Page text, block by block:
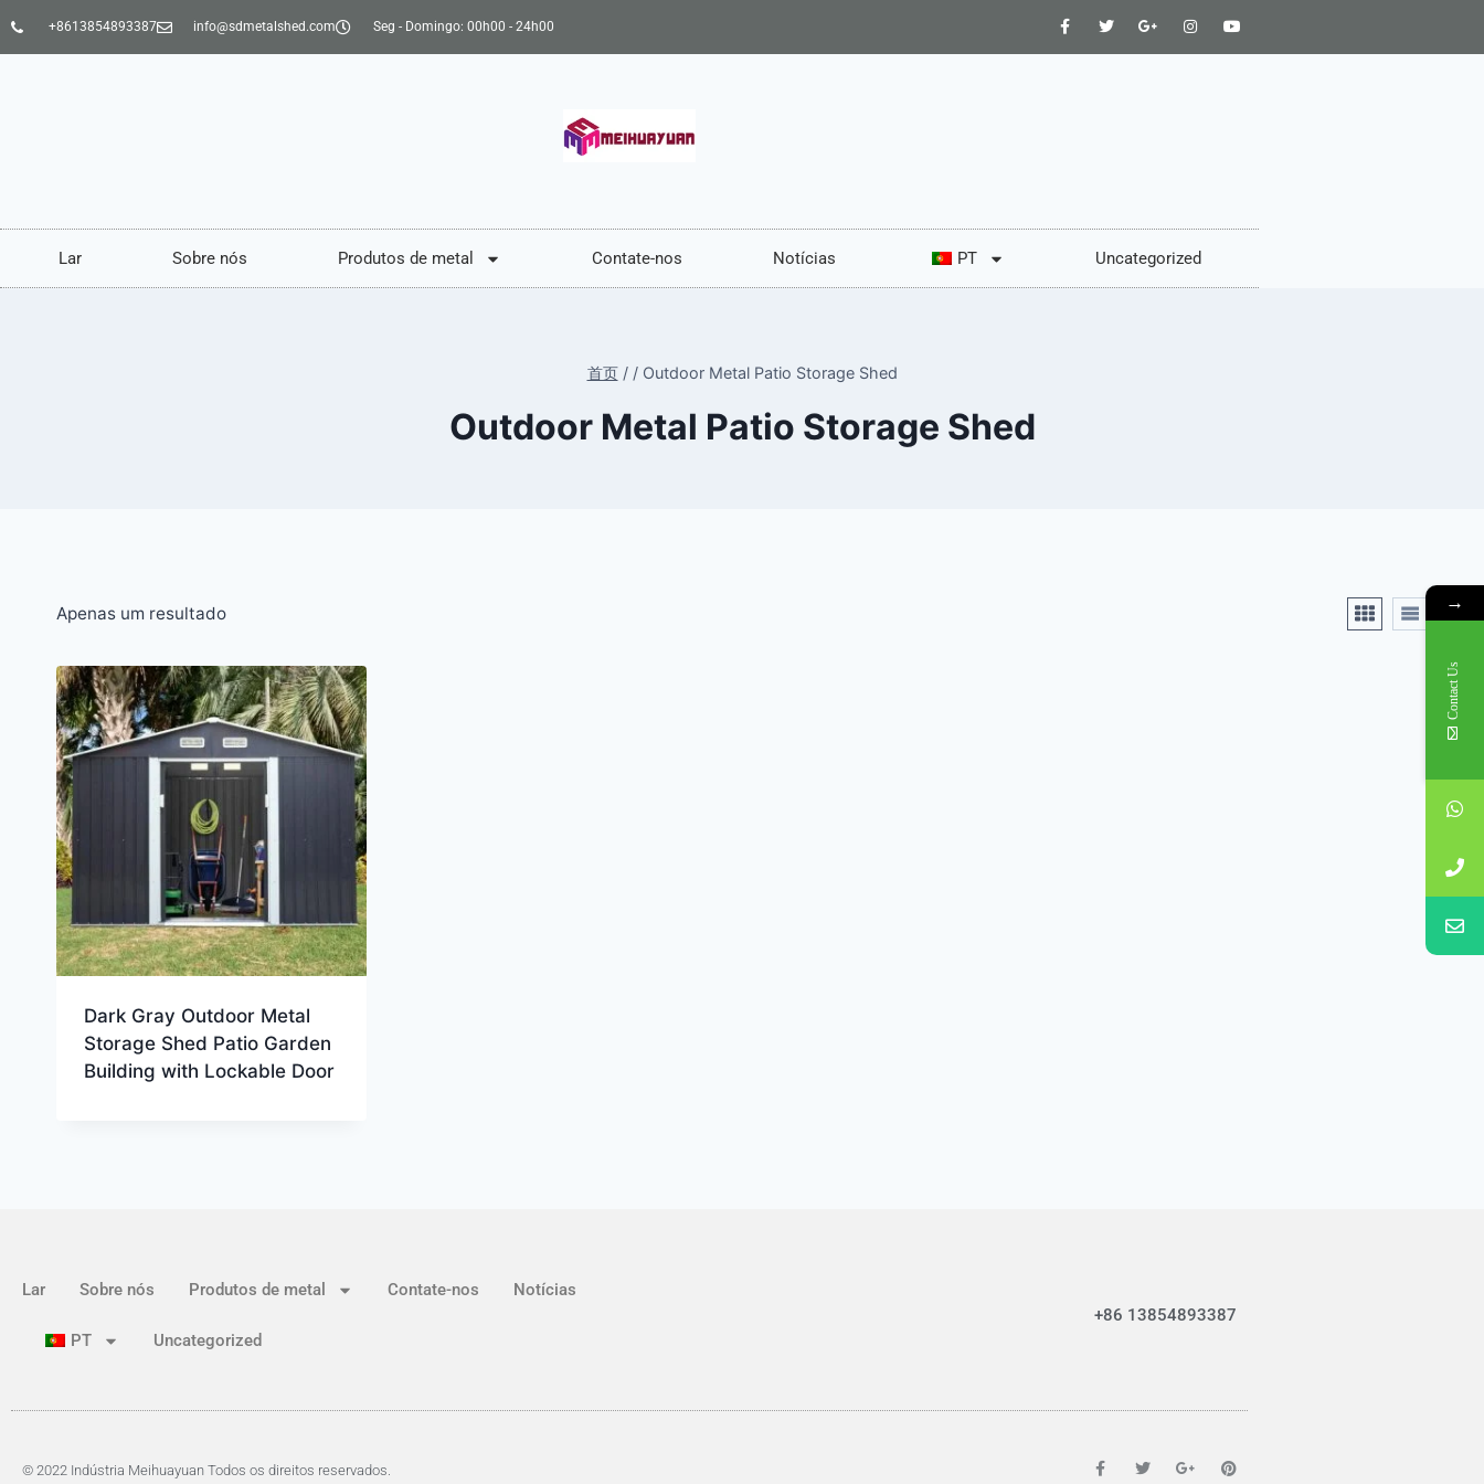
+8613854893387 info@sdmetalshed.com Seg - Domingo: 00h00 - 24h00
Lar Sobre nós Produtos de metal Contate-nos Notícias PT Uncategorized
首页 / / Outdoor Metal Patio Storage Shed
Outdoor Metal Patio Storage Shed
Apenas um resultado
Dark Gray Outdoor Metal
Storage Shed Patio Garden
Building with Lockable Door
Lar Sobre nós Produtos de metal Contate-nos Notícias
PT Uncategorized
+86 13854893387
© 2022 Indústria Meihuayuan Todos os direitos reservados.
→
Contact Us